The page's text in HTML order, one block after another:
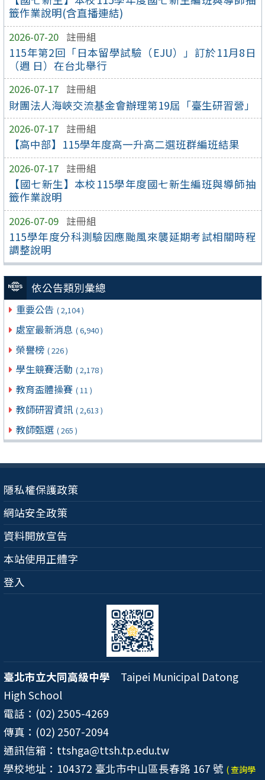
籤作業說明(含直播連結)
2026-07-20 註冊組
115年第2回「日本留學試驗（EJU）」訂於11月8日
（週 日）在台北舉行
2026-07-17 註冊組
財團法人海峽交流基金會辦理第19屆「臺生研習營」
2026-07-17 註冊組
【高中部】115學年度高一升高二選班群編班結果
2026-07-17 註冊組
【國七新生】本校115學年度國七新生編班與導師抽
籤作業說明
2026-07-09 註冊組
115學年度分科測驗因應颱風來襲延期考試相關時程
調整說明
依公告類別彙總
重要公告 ( 2,104 )
處室最新消息 ( 6,940 )
榮譽榜 ( 226 )
學生競賽活動 ( 2,178 )
教育盃體操賽 ( 11 )
教師研習資訊 ( 2,613 )
教師甄選 ( 265 )
隱私權保護政策
網站安全政策
資料開放宣告
本站使用正體字
登入
臺北市立大同高級中學 Taipei Municipal Datong
High School
電話：(02) 2505-4269
傳真：(02) 2507-2094
通訊信箱：ttshga@ttsh.tp.edu.tw
學校地址：104372 臺北市中山區長春路 167 號 ( 查詢學